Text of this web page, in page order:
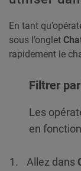
En tant
sous l’onglet
rapidement le
Filtrer
Les
en
Allez dans